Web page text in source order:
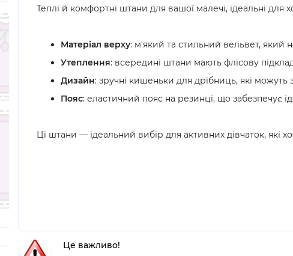
Теплі й комфортні штани для вашої малечі, ідеальні для
Матеріал верху: м'який та стильний вельвет, який
Утеплення: всередині штани мають флісову
Дизайн: зручні кишеньки для дрібниць, які можуть
Пояс: еластичний пояс на резинці, що забезпечує
Ці штани — ідеальний вибір для активних дівчаток, які
Це важливо!